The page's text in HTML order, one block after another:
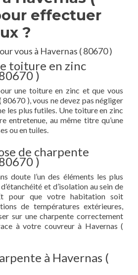
effectuer
?
vous à Havernas ( 80670 )
toiture en zinc
)
une toiture en zinc et que vous
), vous ne devez pas négliger
les plus futiles. Une toiture en zinc
entretenue, au même titre qu’une
ou en tuiles.
de charpente
)
doute l’un des éléments les plus
et d’isolation au sein de
pour que votre habitation soit
de températures extérieures,
sur une charpente correctement
à votre couvreur à Havernas (
à Havernas (